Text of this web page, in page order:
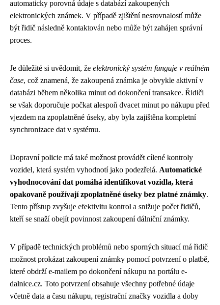
automaticky porovná údaje s databází zakoupených
elektronických známek. V případě zjištění nesrovnalostí může
být řidič následně kontaktován nebo může být zahájen správní
proces.
Je důležité si uvědomit, že elektronický systém funguje v reálném
čase, což znamená, že zakoupená známka je obvykle aktivní v
databázi během několika minut od dokončení transakce. Řidiči
se však doporučuje počkat alespoň dvacet minut po nákupu před
vjezdem na zpoplatněné úseky, aby byla zajištěna kompletní
synchronizace dat v systému.
Dopravní policie má také možnost provádět cílené kontroly
vozidel, která systém vyhodnotí jako podezřelá. Automatické
vyhodnocování dat pomáhá identifikovat vozidla, která
opakovaně používají zpoplatněné úseky bez platné známky.
Tento přístup zvyšuje efektivitu kontrol a snižuje počet řidičů,
kteří se snaží obejít povinnost zakoupení dálniční známky.
V případě technických problémů nebo sporných situací má řidič
možnost prokázat zakoupení známky pomocí potvrzení o platbě,
které obdrží e-mailem po dokončení nákupu na portálu e-
dalnice.cz. Toto potvrzení obsahuje všechny potřebné údaje
včetně data a času nákupu, registrační značky vozidla a doby